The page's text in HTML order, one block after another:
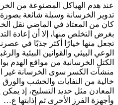
عند هدم الهياكل المصنوعة من
تدوير الخرسانة وسيلة شائعة
كان من المعتاد في الماضي نقل
بغرض التخلص منها، إلا أن إعادة
تجعل منها خيارًا أكثر جذبًا في
الوعي البيئي والقوانين البيئية
الكتل الخرسانية من مواقع الهدم
منشآت الكسر سوى الخرسانة غير
خالية من النفايات والخشب والورق
المعادن مثل حديد التسليح، إذ
وأجهزة الفرز الأخرى ثم إذابتها ع…